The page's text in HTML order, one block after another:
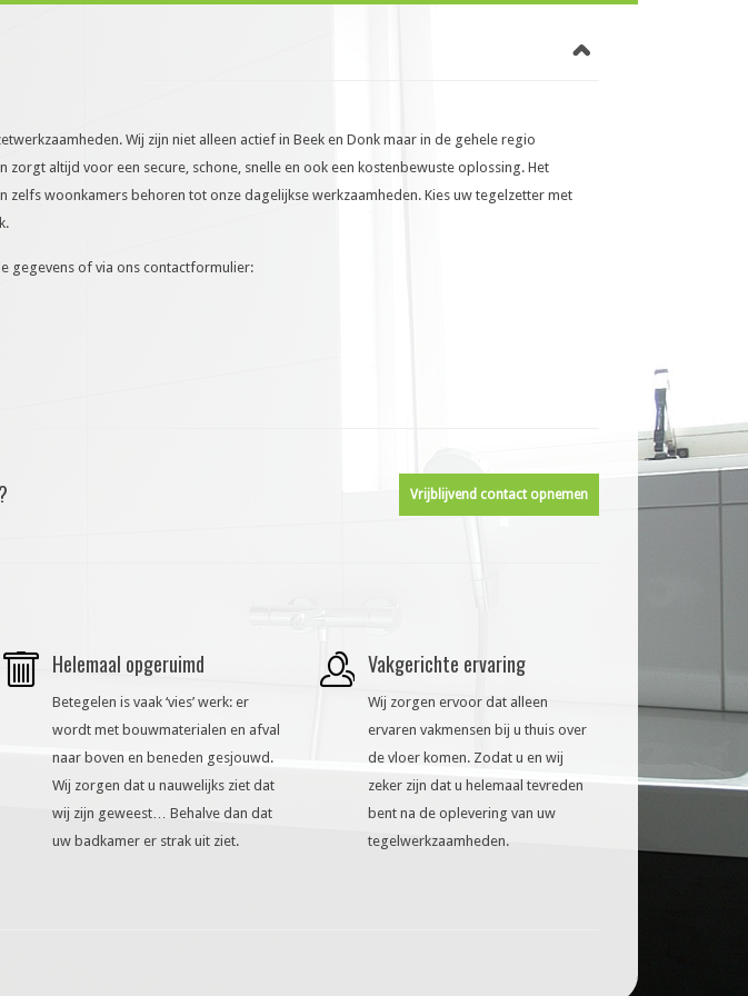
Wij zijn niet alleen actief in Beek en Donk maar in de gehele regio
zorgt altijd voor een secure, schone, snelle en ook een kostenbewuste oplossing. Het
zelfs woonkamers behoren tot onze dagelijkse werkzaamheden. Kies uw tegelzetter met
gegevens of via ons contactformulier:
Vrijblijvend contact opnemen
Helemaal opgeruimd
Betegelen is vaak ‘vies’ werk: er
wordt met bouwmaterialen en afval
naar boven en beneden gesjouwd.
Wij zorgen dat u nauwelijks ziet dat
wij zijn geweest… Behalve dan dat
uw badkamer er strak uit ziet.
Vakgerichte ervaring
Wij zorgen ervoor dat alleen
ervaren vakmensen bij u thuis over
de vloer komen. Zodat u en wij
zeker zijn dat u helemaal tevreden
bent na de oplevering van uw
tegelwerkzaamheden.